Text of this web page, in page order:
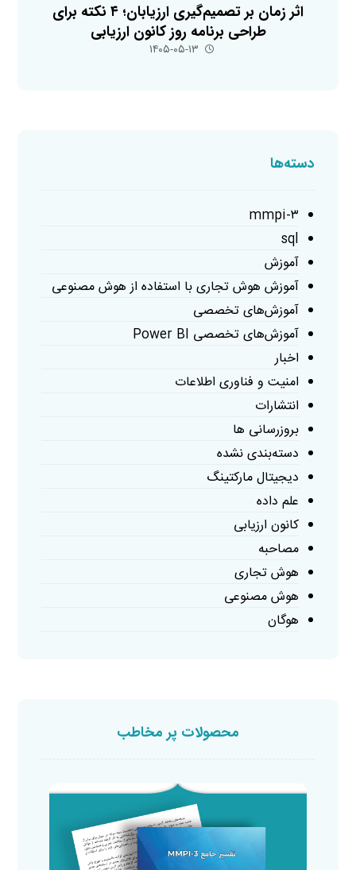
اثر زمان بر تصمیم‌گیری ارزیابان؛ ۴ نکته برای
طراحی برنامه روز کانون ارزیابی
۱۴۰۵-۰۵-۱۳
دسته‌ها
mmpi-۳
sql
آموزش
آموزش هوش تجاری با استفاده از هوش مصنوعی
آموزش‌های تخصصی
آموزش‌های تخصصی Power BI
اخبار
امنیت و فناوری اطلاعات
انتشارات
بروزرسانی ها
دسته‌بندی نشده
دیجیتال مارکتینگ
علم داده
کانون ارزیابی
مصاحبه
هوش تجاری
هوش مصنوعی
هوگان
محصولات پر مخاطب